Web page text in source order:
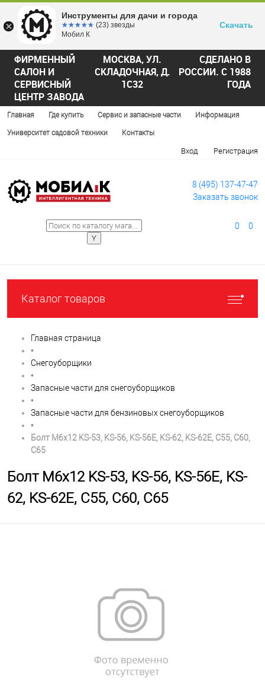
ФИРМЕННЫЙ
САЛОН И
СЕРВИСНЫЙ
ЦЕНТР ЗАВОДА
МОСКВА, УЛ.
СКЛАДОЧНАЯ, Д.
1С32
СДЕЛАНО В
РОССИИ. С 1988
ГОДА
Главная Где купить Сервис и запасные части Информация
Университет садовой техники Контакты
Вход Регистрация
8 (495) 137-47-47
Заказать звонок
0 0
Каталог товаров
Главная страница
•
Снегоуборщики
•
Запасные части для снегоуборщиков
•
Запасные части для бензиновых снегоуборщиков
•
Болт М6х12 KS-53, KS-56, KS-56E, KS-62, KS-62E, C55, С60,
C65
Болт М6х12 KS-53, KS-56, KS-56E, KS-
62, KS-62E, C55, С60, C65
Инструменты для дачи и города
☆☆☆☆☆
★★★★★ (23) звезды
Мобил К
Скачать